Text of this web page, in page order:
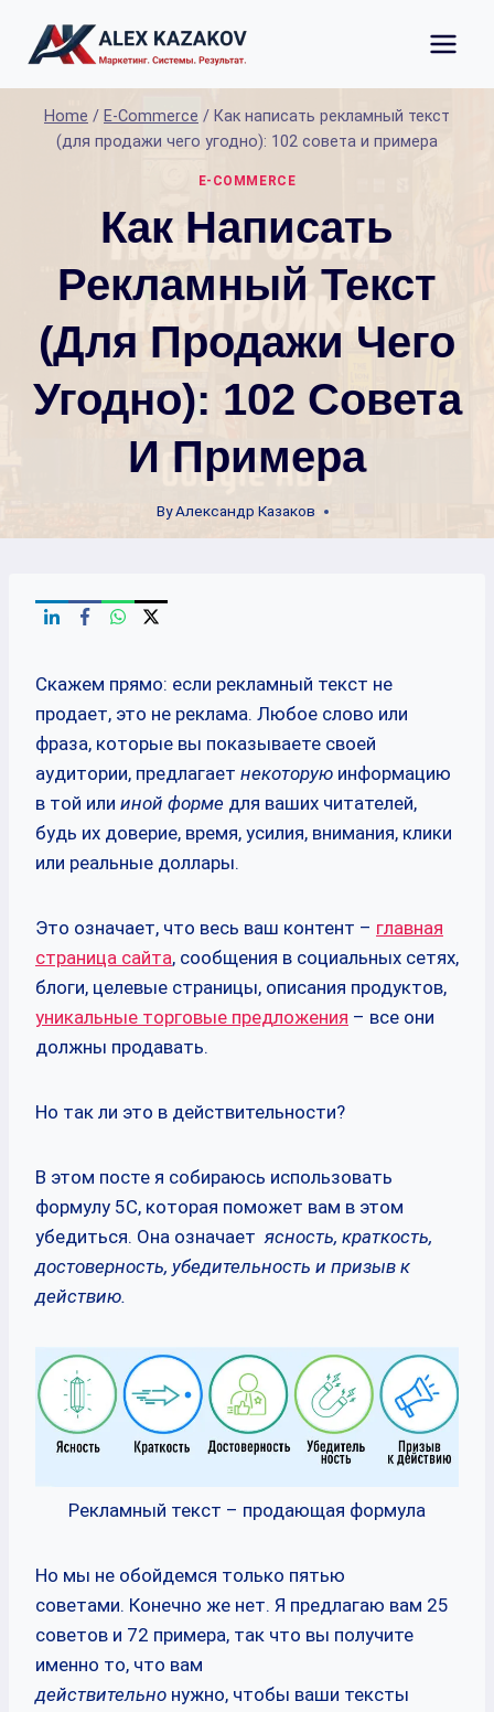
Home / E-Commerce / Как написать рекламный текст
(для продажи чего угодно): 102 совета и примера
E-COMMERCE
Как Написать
Рекламный Текст
(для Продажи Чего
Угодно): 102 Совета
И Примера
ByАлександр Казаков
Скажем прямо: если рекламный текст не
продает, это не реклама. Любое слово или
фраза, которые вы показываете своей
аудитории, предлагает некоторую информацию
в той или иной форме для ваших читателей,
будь их доверие, время, усилия, внимания, клики
или реальные доллары.
Это означает, что весь ваш контент – главная
страница сайта, сообщения в социальных сетях,
блоги, целевые страницы, описания продуктов,
уникальные торговые предложения – все они
должны продавать.
Но так ли это в действительности?
В этом посте я собираюсь использовать
формулу 5C, которая поможет вам в этом
убедиться. Она означаетясность, краткость,
достоверность, убедительность и призыв к
действию.
Рекламный текст – продающая формула
Но мы не обойдемся только пятью
советами. Конечно же нет. Я предлагаю вам 25
советов и 72 примера, так что вы получите
именно то, что вам
действительно нужно, чтобы ваши тексты